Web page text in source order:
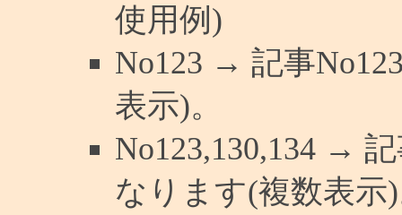
使用例)
No123 → 記事
表示)。
No123,130,134 →
なります(複数表示